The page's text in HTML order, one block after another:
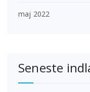
maj 2022
Seneste